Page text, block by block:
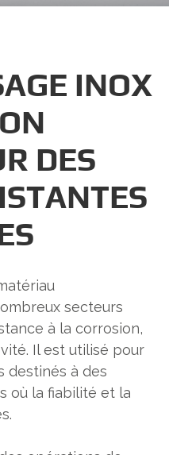
INOX
DES
secteurs
à la corrosion,
Il est utilisé pour
destinés à des
où la fiabilité et la